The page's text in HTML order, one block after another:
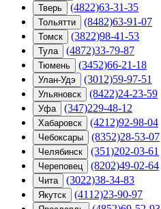
Тверь (4822)63-31-35
Тольятти (8482)63-91-07
Томск (3822)98-41-53
Тула (4872)33-79-87
Тюмень (3452)66-21-18
Улан-Удэ (3012)59-97-51
Ульяновск (8422)24-23-59
Уфа (347)229-48-12
Хабаровск (4212)92-98-04
Чебоксары (8352)28-53-07
Челябинск (351)202-03-61
Череповец (8202)49-02-64
Чита (3022)38-34-83
Якутск (4112)23-90-97